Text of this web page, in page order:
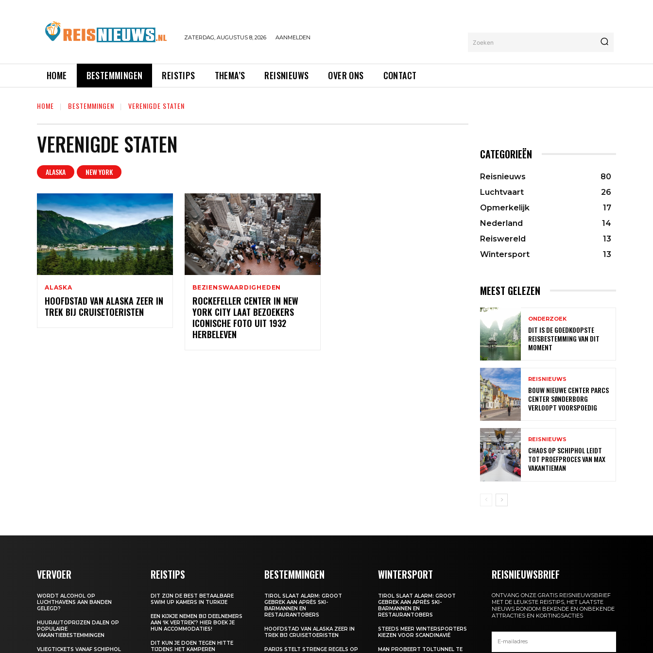
ZATERDAG, AUGUSTUS 8, 2026 AANMELDEN
Zoeken
HOME BESTEMMINGEN REISTIPS THEMA’S REISNIEUWS OVER ONS CONTACT
HOME BESTEMMINGEN VERENIGDE STATEN
VERENIGDE STATEN
ALASKA NEW YORK
ALASKA
HOOFDSTAD VAN ALASKA ZEER IN
TREK BIJ CRUISETOERISTEN
BEZIENSWAARDIGHEDEN
ROCKEFELLER CENTER IN NEW
YORK CITY LAAT BEZOEKERS
ICONISCHE FOTO UIT 1932
HERBELEVEN
CATEGORIEËN
Reisnieuws
80
Luchtvaart
26
Opmerkelijk
17
Nederland
14
Reiswereld
13
Wintersport
13
MEEST GELEZEN
ONDERZOEK
DIT IS DE GOEDKOOPSTE
REISBESTEMMING VAN DIT
MOMENT
REISNIEUWS
BOUW NIEUWE CENTER PARCS
CENTER SØNDERBORG
VERLOOPT VOORSPOEDIG
REISNIEUWS
CHAOS OP SCHIPHOL LEIDT
TOT PROEFPROCES VAN MAX
VAKANTIEMAN
VERVOER
WORDT ALCOHOL OP
LUCHTHAVENS AAN BANDEN
GELEGD?
HUURAUTOPRIJZEN DALEN OP
POPULAIRE
VAKANTIEBESTEMMINGEN
VLIEGTICKETS VANAF SCHIPHOL
REISTIPS
DIT ZIJN DE BEST BETAALBARE
SWIM UP KAMERS IN TURKIJE
EEN KIJKJE NEMEN BIJ DEELNEMERS
AAN ‘IK VERTREK’? HIER BOEK JE
HUN ACCOMMODATIES!
DIT KUN JE DOEN TEGEN HITTE
TIJDENS HET KAMPEREN
BESTEMMINGEN
TIROL SLAAT ALARM: GROOT
GEBREK AAN APRÈS SKI-
BARMANNEN EN
RESTAURANTOBERS
HOOFDSTAD VAN ALASKA ZEER IN
TREK BIJ CRUISETOERISTEN
PARIJS STELT STRENGE REGELS OP
WINTERSPORT
TIROL SLAAT ALARM: GROOT
GEBREK AAN APRÈS SKI-
BARMANNEN EN
RESTAURANTOBERS
STEEDS MEER WINTERSPORTERS
KIEZEN VOOR SCANDINAVIË
MAN PROBEERT TOLTUNNEL TE
REISNIEUWSBRIEF
ONTVANG ONZE GRATIS REISNIEUWSBRIEF
MET DE LEUKSTE REISTIPS, HET LAATSTE
NIEUWS RONDOM BEKENDE EN ONBEKENDE
ATTRACTIES EN KORTINGSACTIES